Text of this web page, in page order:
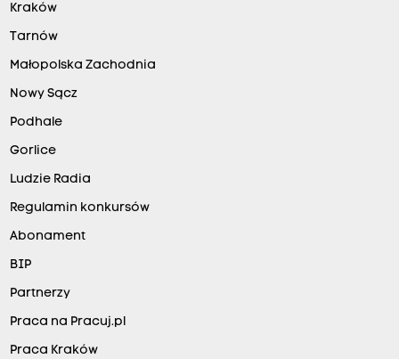
Kraków
Tarnów
Małopolska Zachodnia
Nowy Sącz
Podhale
Gorlice
Ludzie Radia
Regulamin konkursów
Abonament
BIP
Partnerzy
Praca na Pracuj.pl
Praca Kraków